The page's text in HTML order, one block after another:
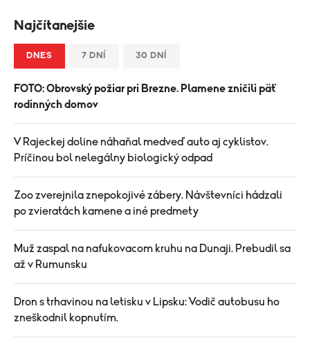
Najčítanejšie
DNES 7 DNÍ 30 DNÍ
FOTO: Obrovský požiar pri Brezne. Plamene zničili päť
rodinných domov
V Rajeckej doline náhaňal medveď auto aj cyklistov.
Príčinou bol nelegálny biologický odpad
Zoo zverejnila znepokojivé zábery. Návštevníci hádzali
po zvieratách kamene a iné predmety
Muž zaspal na nafukovacom kruhu na Dunaji. Prebudil sa
až v Rumunsku
Dron s trhavinou na letisku v Lipsku: Vodič autobusu ho
zneškodnil kopnutím.